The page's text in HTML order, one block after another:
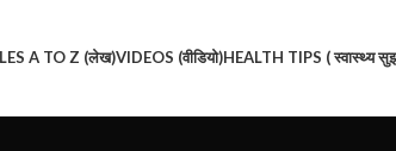
A TO Z (लेख)VIDEOS (वीडियो)HEALTH TIPS ( स्वास्थ्य